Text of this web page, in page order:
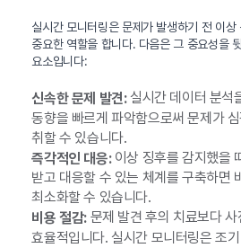
실시간 모니터링은 문제가 발생하기 전 이상
중요한 역할을 합니다. 다음은 그 중요성을
요소입니다:
신속한 문제 발견:실시간 데이터 분석
동향을 빠르게 파악함으로써 문제가
취할 수 있습니다.
즉각적인 대응:이상 징후를 감지했을
받고 대응할 수 있는 체계를 구축하면
최소화할 수 있습니다.
비용 절감:문제 발견 후의 치료보다 사
효율적입니다. 실시간 모니터링은 조